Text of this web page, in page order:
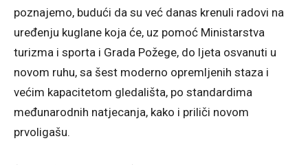
poznajemo, budući da su već danas krenuli radovi na
uređenju kuglane koja će, uz pomoć Ministarstva
turizma i sporta i Grada Požege, do ljeta osvanuti u
novom ruhu, sa šest moderno opremljenih staza i
većim kapacitetom gledališta, po standardima
međunarodnih natjecanja, kako i priliči novom
prvoligašu.